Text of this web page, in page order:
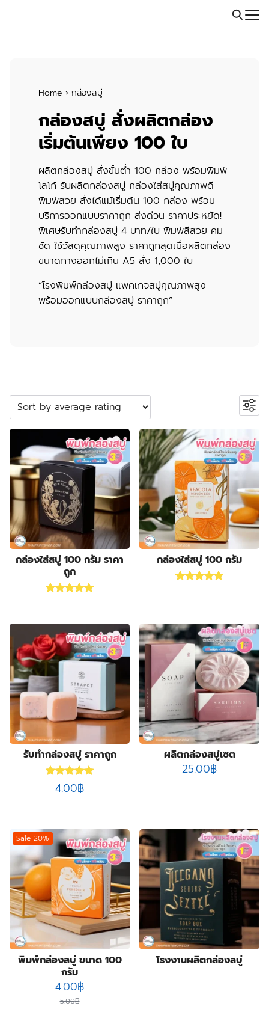
Call: 064-246-5614 | Line: @thaiprintshop
Home › กล่องสบู่
กล่องสบู่ สั่งผลิตกล่อง
เริ่มต้นเพียง 100 ใบ
ผลิตกล่องสบู่ สั่งขั้นต่ำ 100 กล่อง พร้อมพิมพ์
โลโก้ รับผลิตกล่องสบู่ กล่องใส่สบู่คุณภาพดี
พิมพ์สวย สั่งได้แม้เริ่มต้น 100 กล่อง พร้อม
บริการออกแบบราคาถูก ส่งด่วน ราคาประหยัด!
พิเศษรับทำกล่องสบู่ 4 บาท/ใบ พิมพ์สีสวย คม
ชัด ใช้วัสดุคุณภาพสูง ราคาถูกสุดเมื่อผลิตกล่อง
ขนาดกางออกไม่เกิน A5 สั่ง 1,000 ใบ
“โรงพิมพ์กล่องสบู่ แพคเกจสบู่คุณภาพสูง
พร้อมออกแบบกล่องสบู่ ราคาถูก”
ค้นหาสินค้า
Search
หมวดหมู่สินค้า
ปลอกสวมแก้ว 22
products
กระเป๋าผ้า ถุงผ้า
products
กล่องกระดาษคราฟท์ 2323
products
กล่องขนม 2323
products
กล่องครีม 5555
products
กล่องครีมกันแดด 33
products
กล่องจั่วปัง พรีเมี่ยม 1919
กล่องดิสเพลย์ 9
products
กล่องทรงกระบอก 11
products
กล่องลิปสติก 1010
products
กล่องสบู่ 8484
products
กล่องสบู่กระดาษคราฟท์ 33
products
กล่องสินค้า OTOP
กล่องอาหารเสริม 19
products
กล่องอื่นๆ
28
products
กล่องเซ็ต 88
products
กล่องเซรั่ม 99
products
กล่องแบบฝาเปิดหน้า 22
กล่องแบบสไลด์ 1010
1414
products
ถุงกระดาษ 7272
products
ถุงกระดาษสำเร็จรูป 22
products
ปฏิทิน 2 2
products
ป้ายกล่องไฟ 1414
products
ป้ายฉลุลาย 3 3
products
ป้ายธงญี่ปุ่น 44
products
พิมพ์สกรีนสินค้า 11
product
สติ๊กเกอร์กันปลอมโฮโลแกรม
3
products
สายคาดกล่อง 44
products
หูหิ้วแก้วกระดาษ 22
ออกแบบบรรจุภัณฑ์
โบรชัวร์ แผ่นพับ ใบปลิว
กล่องใส่สบู่ 100 กรัม ราคา
ถูก
Rated5.00
กล่องใส่สบู่ 100 กรัม
Rated5.00
รับทำกล่องสบู่ ราคาถูก
Rated5.00
4.00฿
ผลิตกล่องสบู่เซต
25.00฿
Sale 20%
พิมพ์กล่องสบู่ ขนาด 100
กรัม
5.00฿
Original
price
4.00฿Current
โรงงานผลิตกล่องสบู่